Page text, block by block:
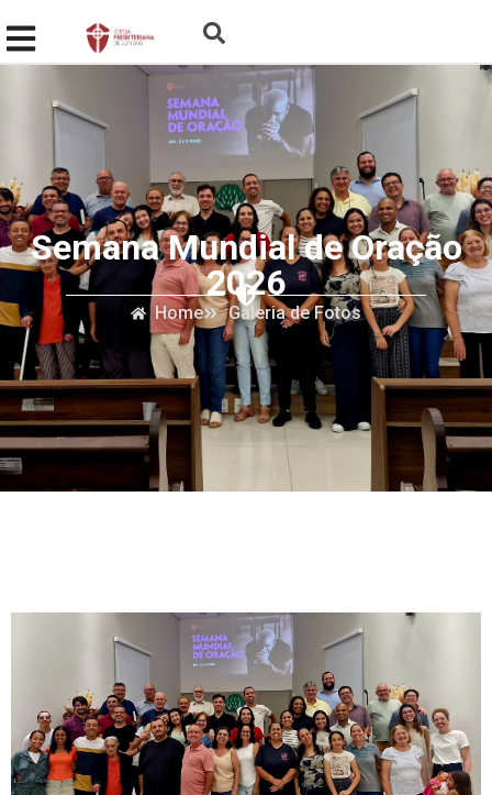
Semana Mundial de Oração
2026
Home Galeria de Fotos